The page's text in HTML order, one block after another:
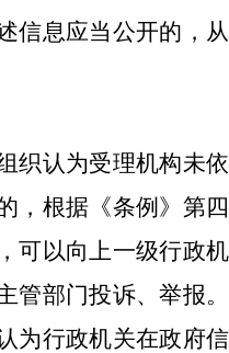
信息应当公开的，从
织认为受理机构未依
，根据《条例》第四
可以向上一级行政机
管部门投诉、举报。
为行政机关在政府信